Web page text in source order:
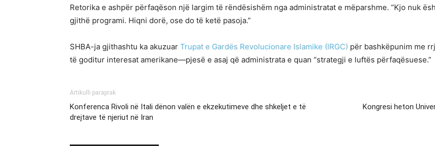
Retorika e ashpër përfaqëson një largim të rëndësishëm nga administratat e mëparshme. “Kjo nuk
gjithë programi. Hiqni dorë, ose do të ketë pasoja.”
SHBA-ja gjithashtu ka akuzuar Trupat e Gardës Revolucionare Islamike (IRGC) për bashkëpunim me
të goditur interesat amerikane—pjesë e asaj që administrata e quan “strategji e luftës përfaqësuese.”
Artikulli paraprak
Konferenca Rivoli në Itali dënon valën e ekzekutimeve dhe shkeljet e të
drejtave të njeriut në Iran
Kongresi heton